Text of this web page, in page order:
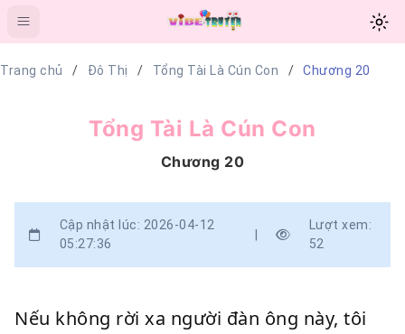
Trang chủ Đô Thị Tổng Tài Là Cún Con Chương 20
Tổng Tài Là Cún Con
Chương 20
Cập nhật lúc: 2026-04-12
05:27:36
|
Lượt xem:
52
Nếu không rời xa người đàn ông này, tôi